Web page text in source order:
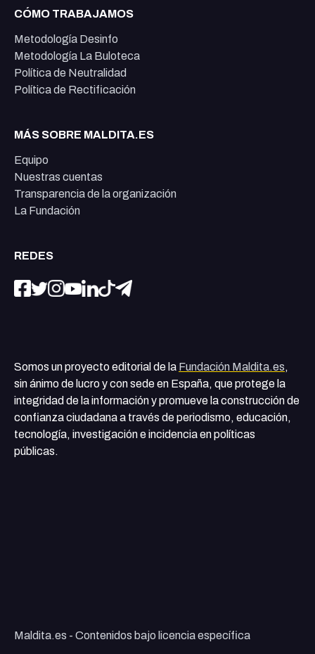
CÓMO TRABAJAMOS
Metodología Desinfo
Metodología La Buloteca
Política de Neutralidad
Política de Rectificación
MÁS SOBRE MALDITA.ES
Equipo
Nuestras cuentas
Transparencia de la organización
La Fundación
REDES
Somos un proyecto editorial de la Fundación Maldita.es,
sin ánimo de lucro y con sede en España, que protege la
integridad de la información y promueve la construcción de
confianza ciudadana a través de periodismo, educación,
tecnología, investigación e incidencia en políticas
públicas.
Maldita.es - Contenidos bajo licencia específica